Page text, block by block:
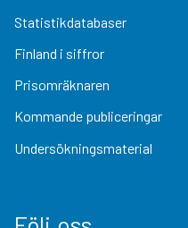
Statistikdatabaser
Finland i siffror
Prisomräknaren
Kommande publiceringar
Undersökningsmaterial